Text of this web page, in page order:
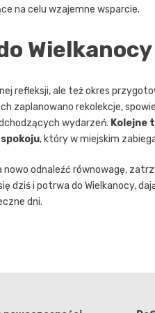
na celu wzajemne wsparcie.
refleksji, ale też okres
zaplanowano rekolekcje,
wydarzeń. Kolejne
, który w miejskim
odnaleźć równowagę,
dziś i potrwa do Wielkanocy,
dni.